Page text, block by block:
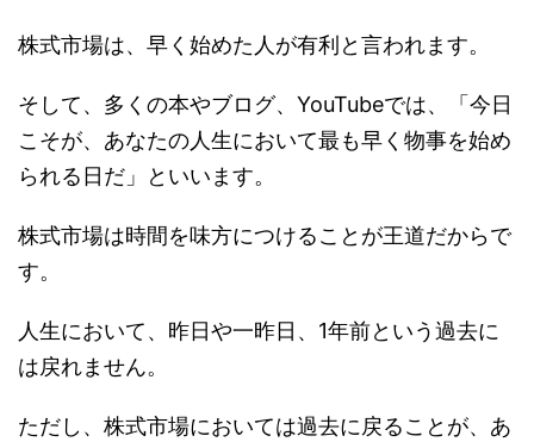
株式市場は、早く始めた人が有利と言われます。
そして、多くの本やブログ、YouTubeでは、「今日
こそが、あなたの人生において最も早く物事を始め
られる日だ」といいます。
株式市場は時間を味方につけることが王道だからで
す。
人生において、昨日や一昨日、1年前という過去に
は戻れません。
ただし、株式市場においては過去に戻ることが、あ